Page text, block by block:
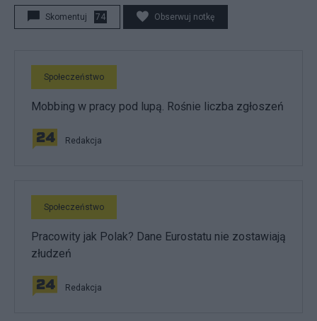
Skomentuj 74 Obserwuj notkę
Społeczeństwo
Mobbing w pracy pod lupą. Rośnie liczba zgłoszeń
Redakcja
Społeczeństwo
Pracowity jak Polak? Dane Eurostatu nie zostawiają
złudzeń
Redakcja